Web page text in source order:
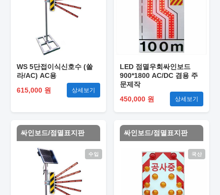
WS 5단접이식신호수 (쏠
라/AC) AC용
615,000 원
상세보기
LED 점멸우회싸인보드
900*1800 AC/DC 겸용 주
문제작
450,000 원
상세보기
싸인보드/점멸표지판
수입
싸인보드/점멸표지판
국산